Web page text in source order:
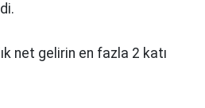
net gelirin en fazla 2 katı